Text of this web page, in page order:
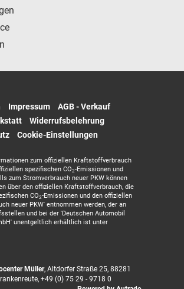
Impressum
AGB - Verkauf
Widerrufsbelehrung
Cookie-Einstellungen
zum offiziellen Kraftstoffverbrauch
spezifischen CO2-Emissionen und
zum Stromverbrauch neuer PKW können
über den offiziellen Kraftstoffverbrauch, die
CO2-Emissionen und den offiziellen
neuer PKW' entnommen werden, der an
und bei der 'Deutschen Automobil
unentgeltlich erhältlich ist unter
Müller, Altdorfer Straße 25, 88281
+49 (0) 75 29 - 9718 0